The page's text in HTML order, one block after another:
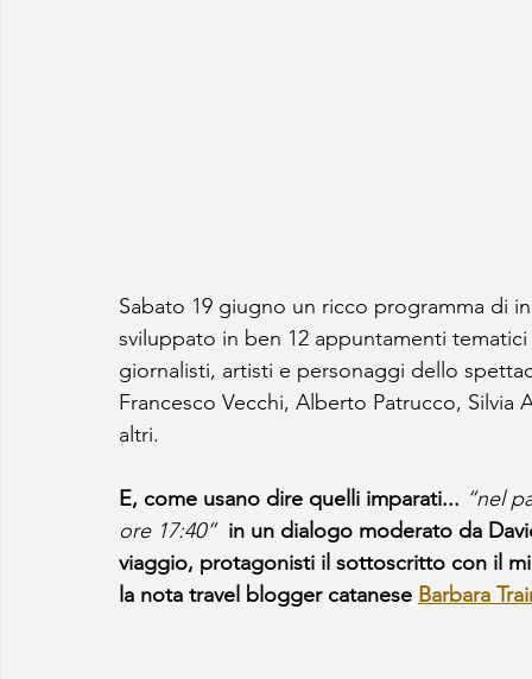
Sabato 19 giugno un ricco programma di
sviluppato in ben 12 appuntamenti
giornalisti, artisti e personaggi dello
Francesco Vecchi, Alberto Patrucco,
altri.
E, come usano dire quelli imparati... “nel
ore 17:40” in un dialogo moderato da
viaggio, protagonisti il sottoscritto con il
la nota travel blogger catanese Barbara